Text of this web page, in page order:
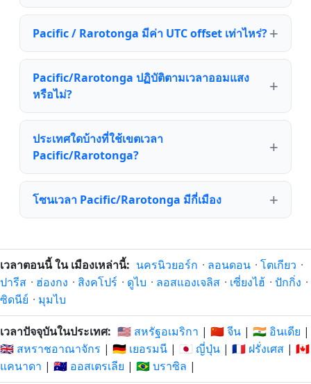
Pacific / Rarotonga มีค่า UTC offset เท่าไหร่?
Pacific/Rarotonga ปฏิบัติตามเวลาออมแสง
หรือไม่?
ประเทศใดบ้างที่ใช้เขตเวลา
Pacific/Rarotonga?
โซนเวลา Pacific/Rarotonga มีกี่เมือง
เวลาตอนนี้ ใน เมืองเหล่านี้: นครนิวยอร์ก · ลอนดอน · โตเกียว ·
ปารีส · ฮ่องกง · สิงคโปร์ · ดูไบ · ลอสแองเจลิส · เซี่ยงไฮ้ · ปักกิ่ง ·
ซิดนีย์ · มุมไบ
เวลาปัจจุบันในประเทศ: 🇺🇸 สหรัฐอเมริกา | 🇨🇳 จีน | 🇮🇳 อินเดีย |
🇬🇧 สหราชอาณาจักร | 🇩🇪 เยอรมนี | 🇯🇵 ญี่ปุ่น | 🇫🇷 ฝรั่งเศส | 🇨🇦
แคนาดา | 🇦🇺 ออสเตรเลีย | 🇧🇷 บราซิล |